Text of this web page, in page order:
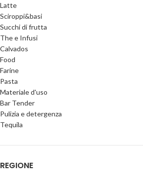
Latte
Sciroppi&basi
Succhi di frutta
The e Infusi
Calvados
Food
Farine
Pasta
Materiale d'uso
Bar Tender
Pulizia e detergenza
Tequila
REGIONE